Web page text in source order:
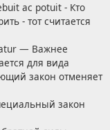
ac potuit - Кто
- тот считается
— Важнее
для вида
закон отменяет
закон